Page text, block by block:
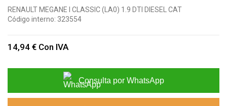
RENAULT MEGANE I CLASSIC (LA0) 1.9 DTI DIESEL CAT
Código interno: 323554
14,94 € Con IVA
Consulta por WhatsApp